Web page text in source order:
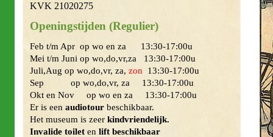
KVK 21020275
Openingstijden (Regulier)
Feb t/m Apr op wo en za 13:30-17:00u
Mei t/m Juni op wo,do,vr,za 13:30-17:00u
Juli,Aug op wo,do,vr, za, zon 13:30-17:00u
Sep op wo,do,vr, za 13:30-17:00u
Okt en Nov op wo en za 13:30-17:00u
Er is een audiotour beschikbaar.
Het museum is zeer kindvriendelijk.
Invalide toilet en lift beschikbaar